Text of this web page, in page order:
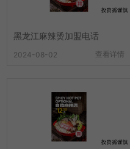
黑龙江麻辣烫加盟电话
2024-08-02 查看详情